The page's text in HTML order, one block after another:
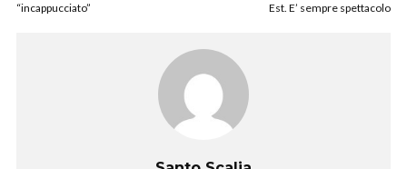
“incappucciato”
Est. E’ sempre spettacolo